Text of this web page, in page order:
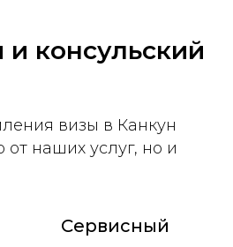
консульский
визы в Канкун
от наших услуг, но и
Сервисный